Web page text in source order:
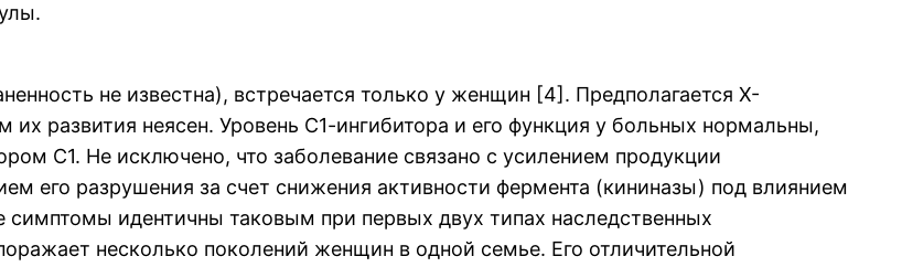
не известна), встречается только у женщин [4]. Предполагается Х-
развития неясен. Уровень С1-ингибитора и его функция у больных нормальны,
С1. Не исключено, что заболевание связано с усилением продукции
его разрушения за счет снижения активности фермента (кининазы) под влиянием
идентичны таковым при первых двух типах наследственных
несколько поколений женщин в одной семье. Его отличительной